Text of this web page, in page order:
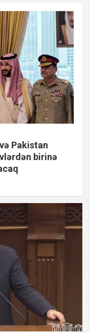
Pakistan
birinə